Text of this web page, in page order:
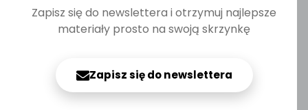
Zapisz się do newslettera i otrzymuj najlepsze
materiały prosto na swoją skrzynkę
Zapisz się do newslettera